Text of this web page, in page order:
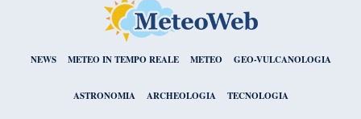
NEWS METEO IN TEMPO REALE METEO GEO-VULCANOLOGIA
ASTRONOMIA ARCHEOLOGIA TECNOLOGIA